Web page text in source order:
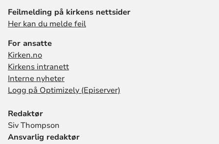
Feilmelding på kirkens nettsider
Her kan du melde feil
For ansatte
Kirken.no
Kirkens intranett
Interne nyheter
Logg på Optimizely (Episerver)
Redaktør
Siv Thompson
Ansvarlig redaktør